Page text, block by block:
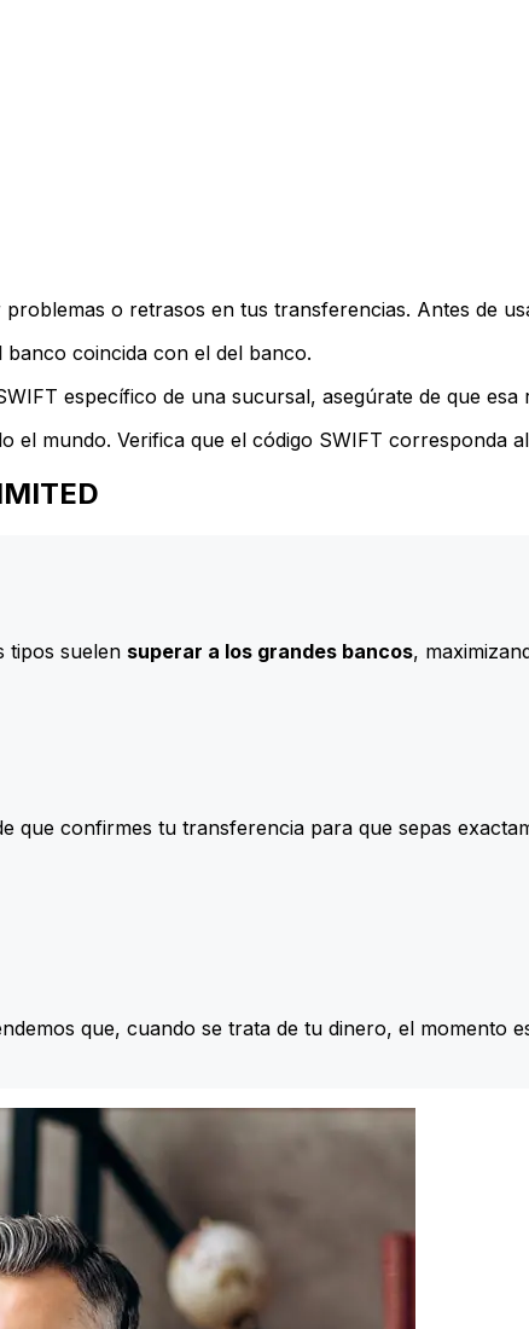
o retrasos en tus transferencias. Antes de
coincida con el del banco.
específico de una sucursal, asegúrate de que
el mundo. Verifica que el código SWIFT corresponda
tipos suelen superar a los grandes bancos,
que confirmes tu transferencia para que sepas
que, cuando se trata de tu dinero, el momento